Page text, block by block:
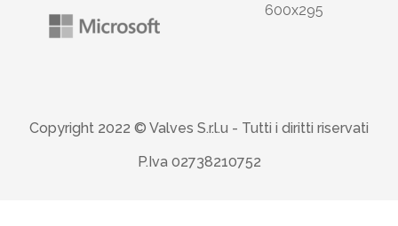
Copyright 2022 © Valves S.r.l.u - Tutti i diritti riservati
P.Iva 02738210752